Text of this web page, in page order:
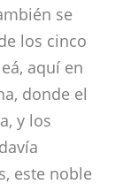
se
los cinco
aquí en
donde el
y los
este noble